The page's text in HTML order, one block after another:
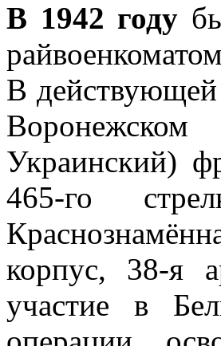
В 1942 году
В
Воронежском
Украинский)
465-го
корпус, 38-я
участие в